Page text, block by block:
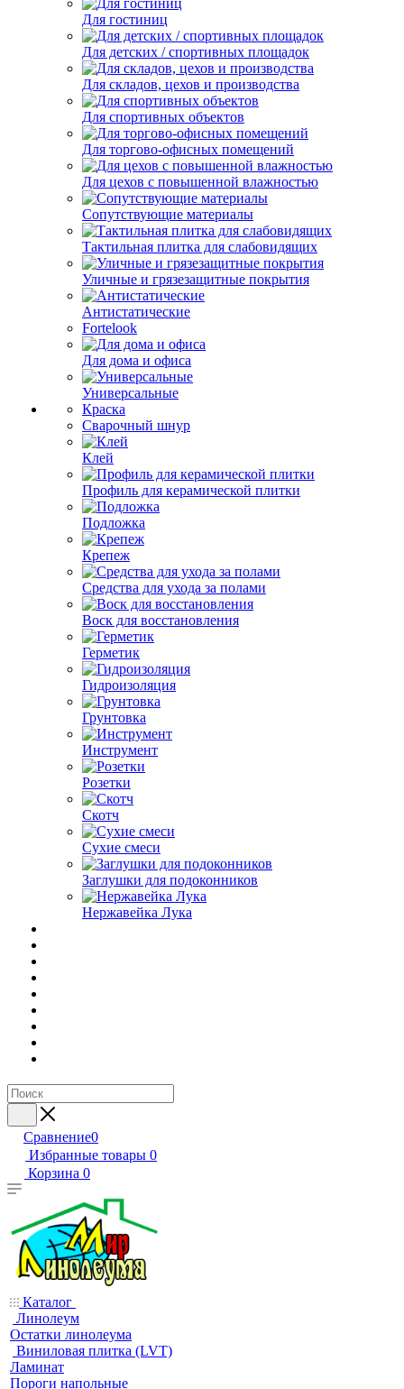
Для гостиниц
Для детских / спортивных площадок
Для складов, цехов и производства
Для спортивных объектов
Для торгово-офисных помещений
Для цехов с повышенной влажностью
Сопутствующие материалы
Тактильная плитка для слабовидящих
Уличные и грязезащитные покрытия
Антистатические
Fortelook
Для дома и офиса
Универсальные
Краска
Сварочный шнур
Клей
Профиль для керамической плитки
Подложка
Крепеж
Средства для ухода за полами
Воск для восстановления
Герметик
Гидроизоляция
Грунтовка
Инструмент
Розетки
Скотч
Сухие смеси
Заглушки для подоконников
Нержавейка Лука
Сравнение0
Избранные товары 0
Корзина 0
Каталог
Линолеум
Остатки линолеума
Виниловая плитка (LVT)
Ламинат
Пороги напольные